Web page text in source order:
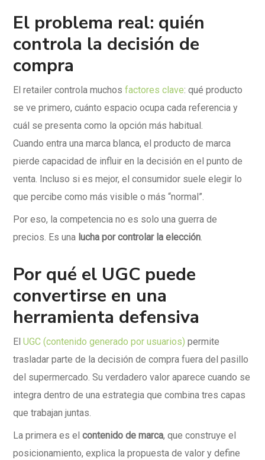
El problema real: quién
controla la decisión de
compra
El retailer controla muchosfactores clave: qué producto
se ve primero, cuánto espacio ocupa cada referencia y
cuál se presenta como la opción más habitual.
Cuando entra una marca blanca, el producto de marca
pierde capacidad de influir en la decisión en el punto de
venta. Incluso si es mejor, el consumidor suele elegir lo
que percibe como más visible o más “normal”.
Por eso, la competencia no es solo una guerra de
precios. Es una lucha por controlar la elección.
Por qué el UGC puede
convertirse en una
herramienta defensiva
El UGC (contenido generado por usuarios) permite
trasladar parte de la decisión de compra fuera del pasillo
del supermercado. Su verdadero valor aparece cuando se
integra dentro de una estrategia que combina tres capas
que trabajan juntas.
La primera es elcontenido de marca, que construye el
posicionamiento, explica la propuesta de valor y define